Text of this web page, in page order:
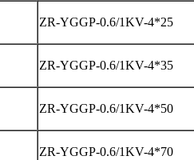
ZR-YGGP-0.6/1KV-4*25
ZR-YGGP-0.6/1KV-4*35
ZR-YGGP-0.6/1KV-4*50
ZR-YGGP-0.6/1KV-4*70